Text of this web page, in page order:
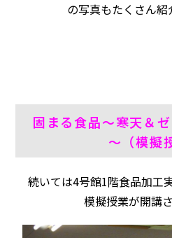
の写真もたくさん紹
固まる食品～寒天＆
～（模擬
続いては4号館1階食品加工
模擬授業が開講